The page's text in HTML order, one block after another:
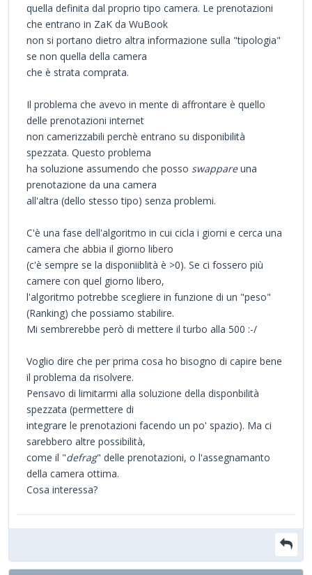
quella definita dal proprio tipo camera. Le prenotazioni
che entrano in ZaK da WuBook
non si portano dietro altra informazione sulla "tipologia"
se non quella della camera
che è strata comprata.
Il problema che avevo in mente di affrontare è quello
delle prenotazioni internet
non camerizzabili perchè entrano su disponibilità
spezzata. Questo problema
ha soluzione assumendo che posso swappareuna
prenotazione da una camera
all'altra (dello stesso tipo) senza problemi.
C'è una fase dell'algoritmo in cui cicla i giorni e cerca una
camera che abbia il giorno libero
(c'è sempre se la disponiiblità è >0). Se ci fossero più
camere con quel giorno libero,
l'algoritmo potrebbe scegliere in funzione di un "peso"
(Ranking) che possiamo stabilire.
Mi sembrerebbe però di mettere il turbo alla 500 :-/
Voglio dire che per prima cosa ho bisogno di capire bene
il problema da risolvere.
Pensavo di limitarmi alla soluzione della disponbilità
spezzata (permettere di
integrare le prenotazioni facendo un po' spazio). Ma ci
sarebbero altre possibilità,
come il "defrag" delle prenotazioni, o l'assegnamanto
della camera ottima.
Cosa interessa?